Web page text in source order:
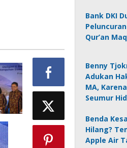
Bank DKI
Qur’an
Benny
Adukan
MA,
Seumur
Benda
Hilang?
Apple Air